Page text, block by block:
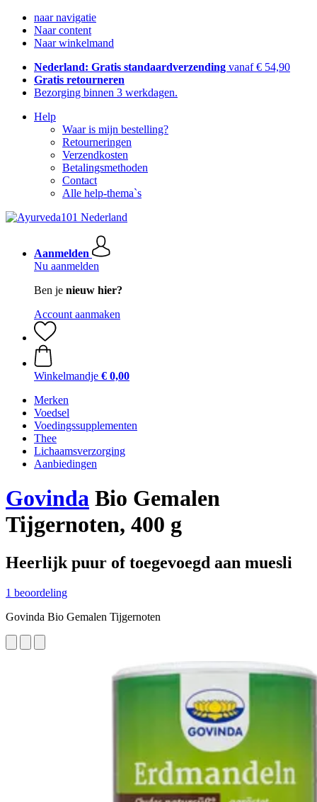
naar navigatie
Naar content
Naar winkelmand
Nederland: Gratis standaardverzending vanaf € 54,90
Gratis retourneren
Bezorging binnen 3 werkdagen.
Help
Waar is mijn bestelling?
Retourneringen
Verzendkosten
Betalingsmethoden
Contact
Alle help-thema`s
Aanmelden
Nu aanmelden
Ben je nieuw hier?
Account aanmaken
Winkelmandje € 0,00
Merken
Voedsel
Voedingssupplementen
Thee
Lichaamsverzorging
Aanbiedingen
Govinda Bio Gemalen
Tijgernoten, 400 g
Heerlijk puur of toegevoegd aan muesli
1 beoordeling
Govinda Bio Gemalen Tijgernoten